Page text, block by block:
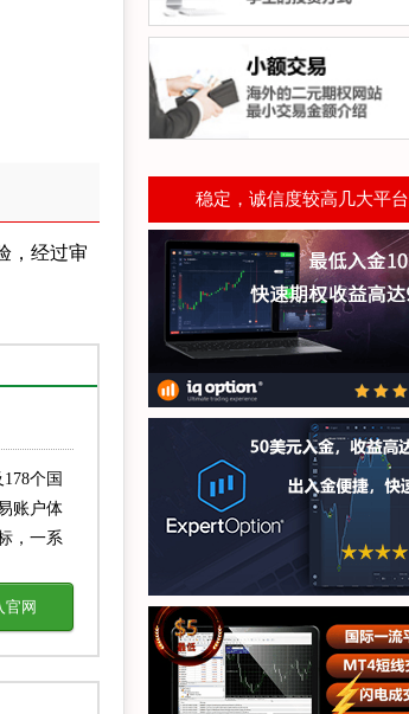
，经过审
个国
账户体
，一系
官网
稳定，诚信度较高几大平台